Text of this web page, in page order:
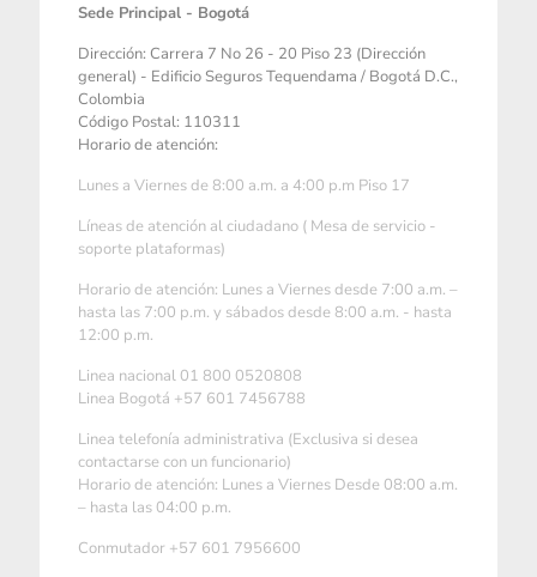
Sede Principal - Bogotá
Dirección: Carrera 7 No 26 - 20 Piso 23 (Dirección
general) - Edificio Seguros Tequendama / Bogotá D.C.,
Colombia
Código Postal: 110311
Horario de atención:
Lunes a Viernes de 8:00 a.m. a 4:00 p.m Piso 17
Líneas de atención al ciudadano ( Mesa de servicio -
soporte plataformas)
Horario de atención: Lunes a Viernes desde 7:00 a.m. –
hasta las 7:00 p.m. y sábados desde 8:00 a.m. - hasta
12:00 p.m.
Linea nacional 01 800 0520808
Linea Bogotá +57 601 7456788
Linea telefonía administrativa (Exclusiva si desea
contactarse con un funcionario)
Horario de atención: Lunes a Viernes Desde 08:00 a.m.
– hasta las 04:00 p.m.
Conmutador +57 601 7956600